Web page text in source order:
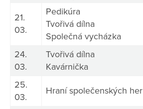
21.
03.
Pedikúra
Tvořivá dílna
Společná vycházka
24.
03.
Tvořivá dílna
Kavárnička
25.
03.
Hraní společenských her